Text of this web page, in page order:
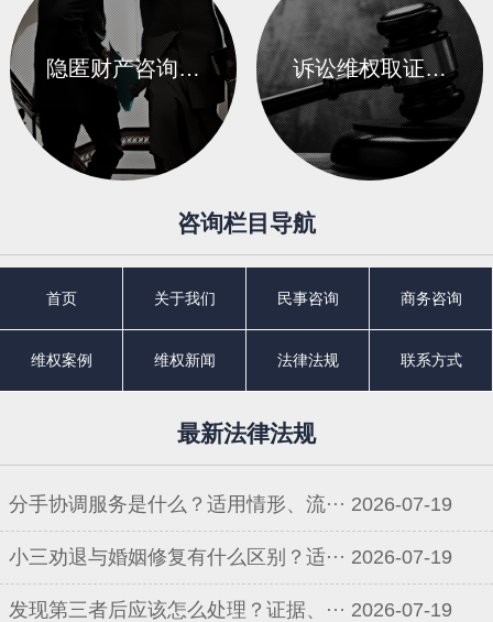
隐匿财产咨询… 诉讼维权取证…
咨询栏目导航
首页 关于我们 民事咨询 商务咨询
维权案例 维权新闻 法律法规 联系方式
最新法律法规
分手协调服务是什么？适用情形、流··· 2026-07-19
小三劝退与婚姻修复有什么区别？适··· 2026-07-19
发现第三者后应该怎么处理？证据、··· 2026-07-19